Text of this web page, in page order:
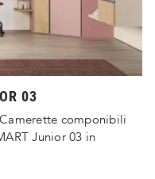
03
componibili
Junior 03 in